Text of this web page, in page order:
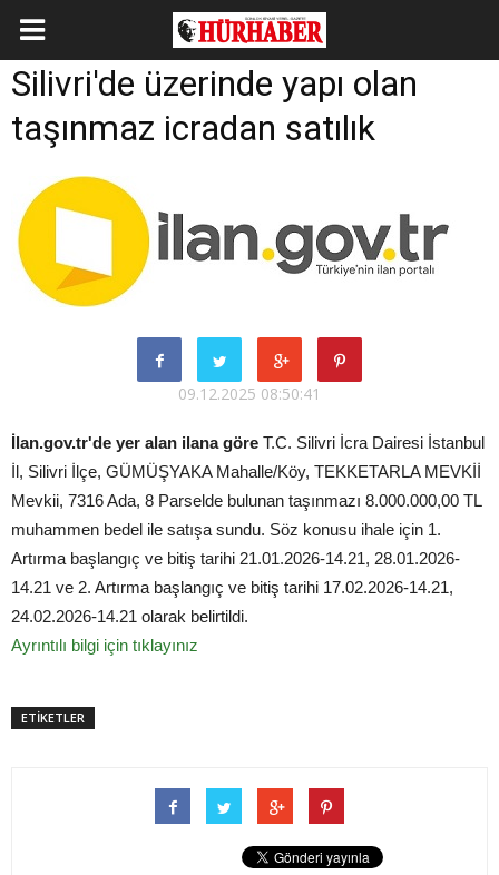
Silivri'de üzerinde yapı olan
taşınmaz icradan satılık
09.12.2025 08:50:41
İlan.gov.tr'de yer alan ilana göre T.C. Silivri İcra Dairesi İstanbul
İl, Silivri İlçe, GÜMÜŞYAKA Mahalle/Köy, TEKKETARLA MEVKİİ
Mevkii, 7316 Ada, 8 Parselde bulunan taşınmazı 8.000.000,00 TL
muhammen bedel ile satışa sundu. Söz konusu ihale için 1.
Artırma başlangıç ve bitiş tarihi 21.01.2026-14.21, 28.01.2026-
14.21 ve 2. Artırma başlangıç ve bitiş tarihi 17.02.2026-14.21,
24.02.2026-14.21 olarak belirtildi.
Ayrıntılı bilgi için tıklayınız
ETİKETLER